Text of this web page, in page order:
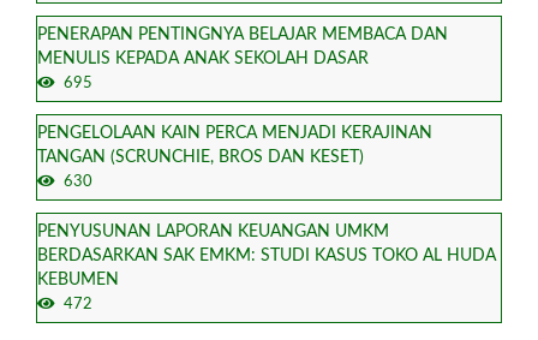
PENERAPAN PENTINGNYA BELAJAR MEMBACA DAN
MENULIS KEPADA ANAK SEKOLAH DASAR
695
PENGELOLAAN KAIN PERCA MENJADI KERAJINAN
TANGAN (SCRUNCHIE, BROS DAN KESET)
630
PENYUSUNAN LAPORAN KEUANGAN UMKM
BERDASARKAN SAK EMKM: STUDI KASUS TOKO AL HUDA
KEBUMEN
472